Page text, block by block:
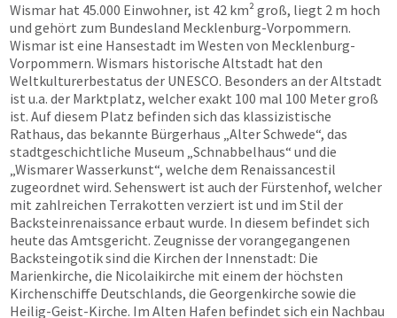
Wismar hat 45.000 Einwohner, ist 42 km² groß, liegt 2 m hoch
und gehört zum Bundesland Mecklenburg-Vorpommern.
Wismar ist eine Hansestadt im Westen von Mecklenburg-
Vorpommern. Wismars historische Altstadt hat den
Weltkulturerbestatus der UNESCO. Besonders an der Altstadt
ist u.a. der Marktplatz, welcher exakt 100 mal 100 Meter groß
ist. Auf diesem Platz befinden sich das klassizistische
Rathaus, das bekannte Bürgerhaus „Alter Schwede“, das
stadtgeschichtliche Museum „Schnabbelhaus“ und die
„Wismarer Wasserkunst“, welche dem Renaissancestil
zugeordnet wird. Sehenswert ist auch der Fürstenhof, welcher
mit zahlreichen Terrakotten verziert ist und im Stil der
Backsteinrenaissance erbaut wurde. In diesem befindet sich
heute das Amtsgericht. Zeugnisse der vorangegangenen
Backsteingotik sind die Kirchen der Innenstadt: Die
Marienkirche, die Nicolaikirche mit einem der höchsten
Kirchenschiffe Deutschlands, die Georgenkirche sowie die
Heilig-Geist-Kirche. Im Alten Hafen befindet sich ein Nachbau